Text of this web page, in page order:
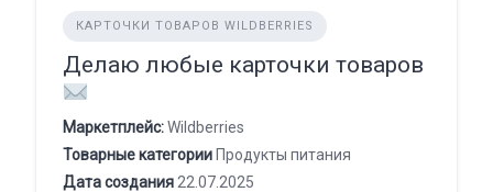
КАРТОЧКИ ТОВАРОВ WILDBERRIES
Делаю любые карточки товаров
Маркетплейс:Wildberries
Товарные категорииПродукты питания
Дата создания 22.07.2025